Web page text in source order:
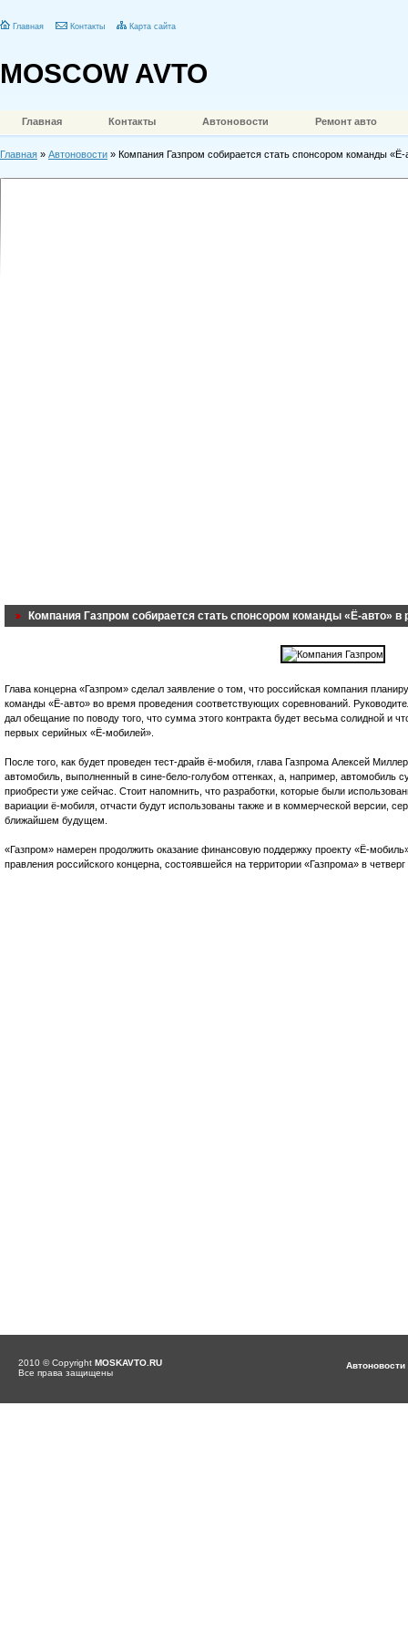
Главная Контакты Карта сайта
MOSCOW AVTO
Главная Контакты Автоновости Ремонт авто
Главная » Автоновости » Компания Газпром собирается стать спонсором команды «Ё-
Компания Газпром собирается стать спонсором команды «Ё-авто» в
Глава концерна «Газпром» сделал заявление о том, что российская компания
команды «Ё-авто» во время проведения соответствующих соревнований.
дал обещание по поводу того, что сумма этого контракта будет весьма солидной и
первых серийных «Ё-мобилей».
После того, как будет проведен тест-драйв ё-мобиля, глава Газпрома Алексей
автомобиль, выполненный в сине-бело-голубом оттенках, а, например, автомобиль
приобрести уже сейчас. Стоит напомнить, что разработки, которые были
вариации ё-мобиля, отчасти будут использованы также и в коммерческой версии,
ближайшем будущем.
«Газпром» намерен продолжить оказание финансовую поддержку проекту «Ё-
правления российского концерна, состоявшейся на территории «Газпрома» в
2010 © Copyright MOSKAVTO.RU
Все права защищены
Автоновости